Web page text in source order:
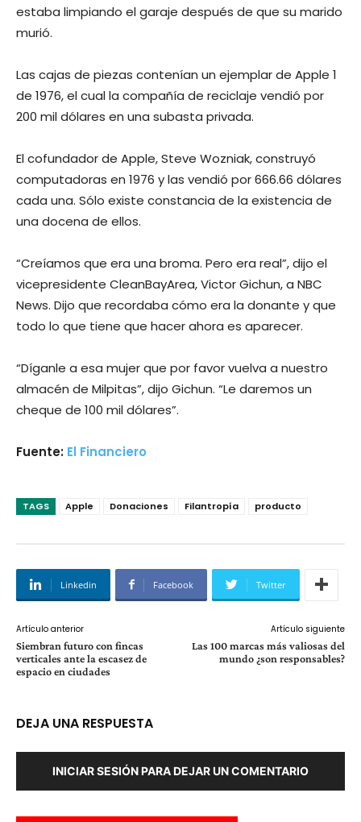
estaba limpiando el garaje después de que su marido
murió.
Las cajas de piezas contenían un ejemplar de Apple 1
de 1976, el cual la compañía de reciclaje vendió por
200 mil dólares en una subasta privada.
El cofundador de Apple, Steve Wozniak, construyó
computadoras en 1976 y las vendió por 666.66 dólares
cada una. Sólo existe constancia de la existencia de
una docena de ellos.
“Creíamos que era una broma. Pero era real”, dijo el
vicepresidente CleanBayArea, Victor Gichun, a NBC
News. Dijo que recordaba cómo era la donante y que
todo lo que tiene que hacer ahora es aparecer.
“Díganle a esa mujer que por favor vuelva a nuestro
almacén de Milpitas”, dijo Gichun. “Le daremos un
cheque de 100 mil dólares”.
Fuente: El Financiero
TAGS Apple Donaciones Filantropía producto
Linkedin Facebook Twitter
Artículo anterior
Siembran futuro con fincas
verticales ante la escasez de
espacio en ciudades
Artículo siguiente
Las 100 marcas más valiosas del
mundo ¿son responsables?
DEJA UNA RESPUESTA
INICIAR SESIÓN PARA DEJAR UN COMENTARIO